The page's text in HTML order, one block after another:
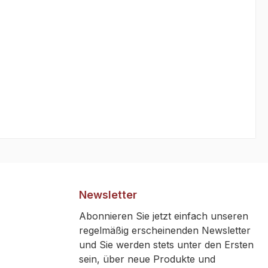
Newsletter
Abonnieren Sie jetzt einfach unseren
regelmäßig erscheinenden Newsletter
und Sie werden stets unter den Ersten
sein, über neue Produkte und